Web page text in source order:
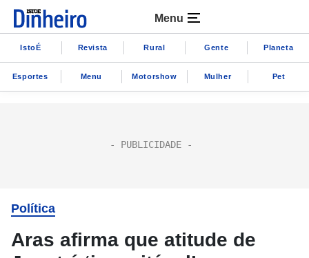
Menu
IstoÉ Revista Rural Gente Planeta
Esportes Menu Motorshow Mulher Pet
Política
Aras afirma que atitude de